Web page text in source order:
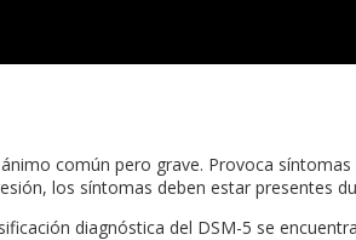
común pero grave. Provoca
los síntomas deben estar presentes
diagnóstica del DSM-5 se